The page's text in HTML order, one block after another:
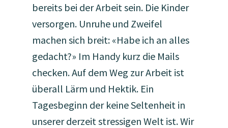
bereits bei der Arbeit sein. Die Kinder
versorgen. Unruhe und Zweifel
machen sich breit: «Habe ich an alles
gedacht?» Im Handy kurz die Mails
checken. Auf dem Weg zur Arbeit ist
überall Lärm und Hektik. Ein
Tagesbeginn der keine Seltenheit in
unserer derzeit stressigen Welt ist. Wir